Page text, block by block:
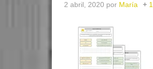
2 abril, 2020 por María